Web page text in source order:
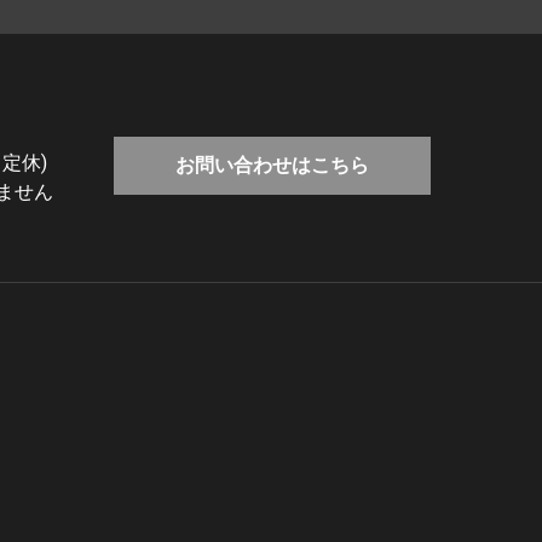
休)
せん
お問い合わせはこちら